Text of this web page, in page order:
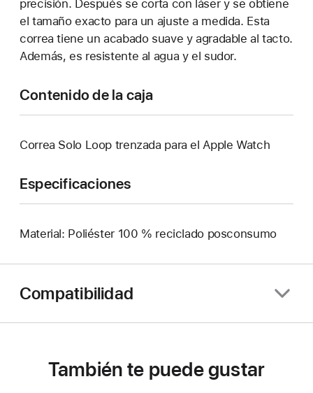
precisión. Después se corta con láser y se obtiene
el tamaño exacto para un ajuste a medida. Esta
correa tiene un acabado suave y agradable al tacto.
Además, es resistente al agua y el sudor.
Contenido de la caja
Correa Solo Loop trenzada para el Apple Watch
Especificaciones
Material: Poliéster 100 % reciclado posconsumo
Compatibilidad
También te puede gustar